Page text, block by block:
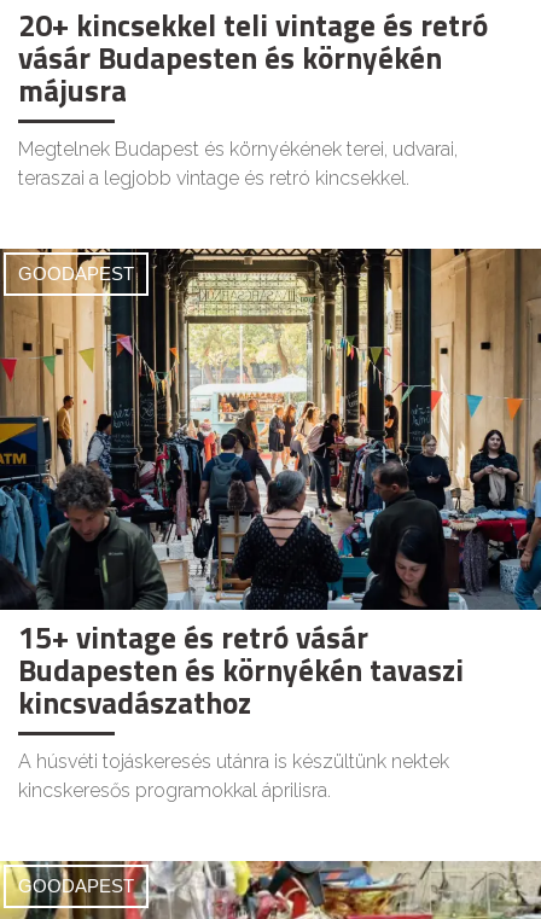
20+ kincsekkel teli vintage és retró
vásár Budapesten és környékén
májusra
Megtelnek Budapest és környékének terei, udvarai,
teraszai a legjobb vintage és retró kincsekkel.
GOODAPEST
15+ vintage és retró vásár
Budapesten és környékén tavaszi
kincsvadászathoz
A húsvéti tojáskeresés utánra is készültünk nektek
kincskeresős programokkal áprilisra.
GOODAPEST